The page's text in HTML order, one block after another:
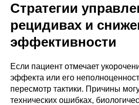
Стратегии
рецидивах и
эффективности
Если пациент отмечает
эффекта или его
пересмотр тактики. Причины
технических ошибках,